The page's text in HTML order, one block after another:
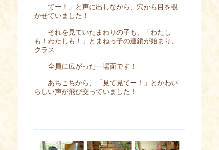
てー！」と声に出しながら、穴から目を覗
かせていました！
それを見ていたまわりの子も、「わたし
も！わたしも！」とまねっ子の連鎖が始まり、
クラス
全員に広がった一場面です！
あちこちから、「見て見てー！」とかわい
らしい声が飛び交っていました！